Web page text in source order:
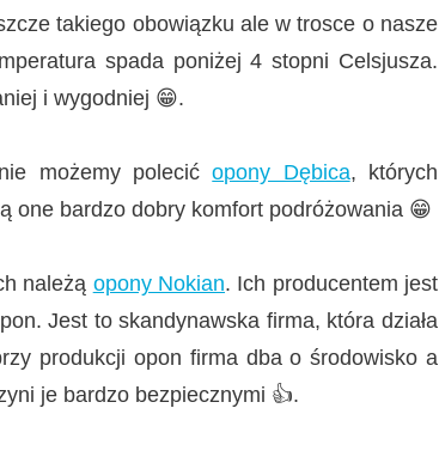
takiego obowiązku ale w trosce o nasze
spada poniżej 4 stopni Celsjusza.
i wygodniej 😁.
możemy polecićopony Dębica, których
one bardzo dobry komfort podróżowania 😁
należą opony Nokian. Ich producentem jest
Jest to skandynawska firma, która działa
produkcji opon firma dba o środowisko a
je bardzo bezpiecznymi 👍.